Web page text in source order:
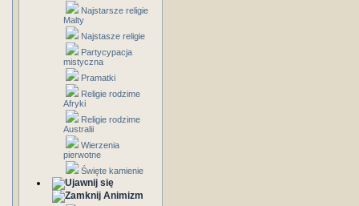
Najstarsze religie
Malty
Najstasze religie
Partycypacja
mistyczna
Pramatki
Religie rodzime
Afryki
Religie rodzime
Australii
Wierzenia
pierwotne
Święte kamienie
Animizm